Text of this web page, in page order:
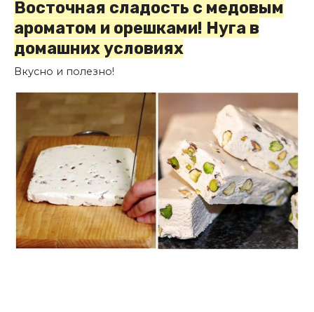
Восточная сладость с медовым
ароматом и орешками! Нуга в
домашних условиях
Вкусно и полезно!